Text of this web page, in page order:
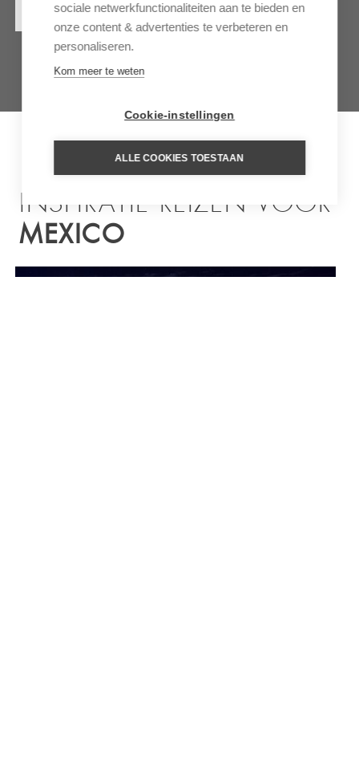
MEER INFORMATIE
INSPIRATIE REIZEN VOOR
MEXICO
sociale netwerkfunctionaliteiten aan te bieden en
onze content & advertenties te verbeteren en
personaliseren.
Kom meer te weten
Cookie-instellingen
ALLE COOKIES TOESTAAN